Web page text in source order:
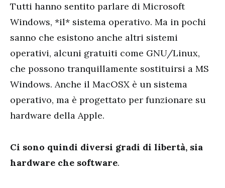
Tutti hanno sentito parlare di Microsoft
Windows, *il* sistema operativo. Ma in pochi
sanno che esistono anche altri sistemi
operativi, alcuni gratuiti come GNU/Linux,
che possono tranquillamente sostituirsi a MS
Windows. Anche il MacOSX è un sistema
operativo, ma è progettato per funzionare su
hardware della Apple.
Ci sono quindi diversi gradi di libertà, sia
hardware che software.